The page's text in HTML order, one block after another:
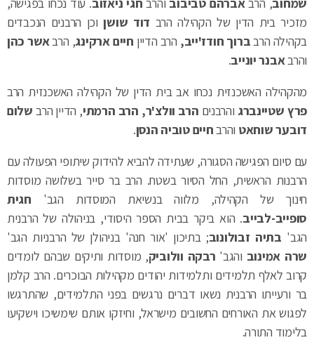
בקהילה הרבברוך חודז'ייב,הרב הדייןחיים ארקינג, הרבאשר כהן
והרבאבנר יונייב .
מהקהילה האשכנזית נכחו אב בית הדין של הקהילה האשכנזית הרב
דובער שוחאטוהרב חיים טוביה הנסן.
עם סיום הפגישה הסגורה, שעתידה להביא להידוק שיתופי הפעולה עם
חינוך של הקהילה, מלווה בנשיאת המוסדות הגב'חגית
סופייב-לבייב. הוא ביקר בבית הספר היסודי, בניהולה של הרבנית
הגב'
בתיה זבולונוב
; בתיכון 'אור חנה' בניהולן של הרבניות הגב'
שרה אמינובוהגב' רבקה וולוביק, מוסדות ותיקים שבהם לומדים
קרוב לאלף תלמידים ותלמידות יהודים מקהילות הבוכרים. הרב קלמן
בר ורעייתו הרבנית נשאו דברים נרגשים בפני התלמידים, שהתרגשו
לפגוש את האורחים החשובים מישראל, וחיזקו אותם שימשיכו וישקיעו
בלימוד התורה.
סיורו של הרב הראשי כלל גם ביקור בגני הילדים שוקקי החיים ובמוזיאון